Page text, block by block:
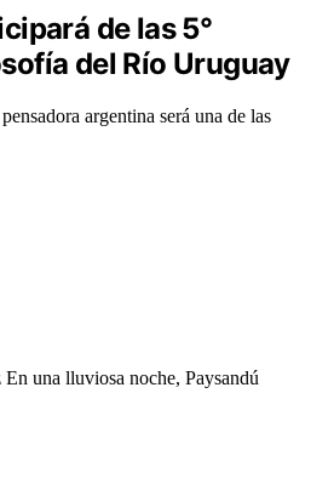
de las 5°
del Río Uruguay
argentina será una de las
una lluviosa noche, Paysandú